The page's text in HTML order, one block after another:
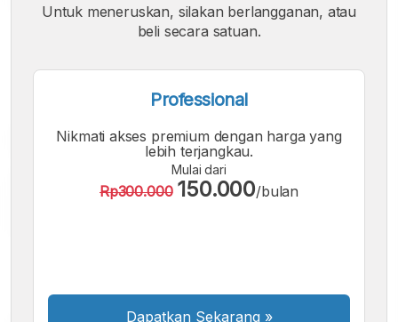
Untuk meneruskan, silakan berlangganan, atau
beli secara satuan.
Professional
Nikmati akses premium dengan harga yang
lebih terjangkau.
Mulai dari
Rp300.000 150.000/bulan
Dapatkan Sekarang »